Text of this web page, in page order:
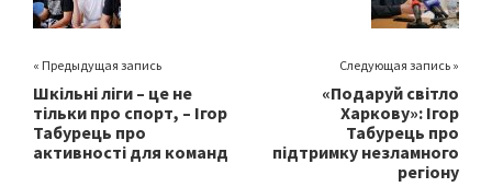
« Предыдущая запись
Шкільні ліги – це не
тільки про спорт, – Ігор
Табурець про
активності для команд
Следующая запись »
«Подаруй світло
Харкову»: Ігор
Табурець про
підтримку незламного
регіону